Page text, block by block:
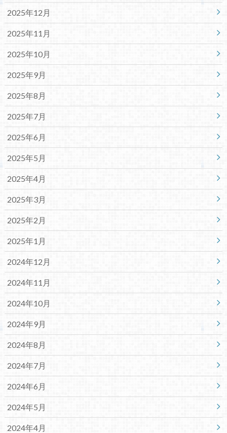
2025年12月
2025年11月
2025年10月
2025年9月
2025年8月
2025年7月
2025年6月
2025年5月
2025年4月
2025年3月
2025年2月
2025年1月
2024年12月
2024年11月
2024年10月
2024年9月
2024年8月
2024年7月
2024年6月
2024年5月
2024年4月